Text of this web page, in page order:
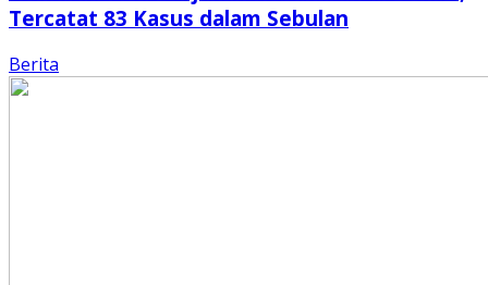
Tercatat 83 Kasus dalam Sebulan
Berita